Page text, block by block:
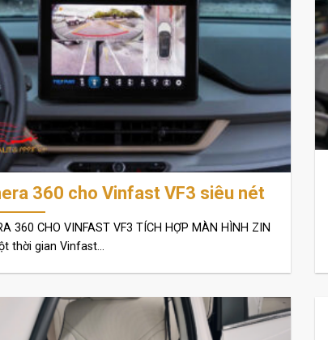
360 cho Vinfast VF3 siêu nét
360 CHO VINFAST VF3 TÍCH HỢP MÀN HÌNH ZIN
thời gian Vinfast...